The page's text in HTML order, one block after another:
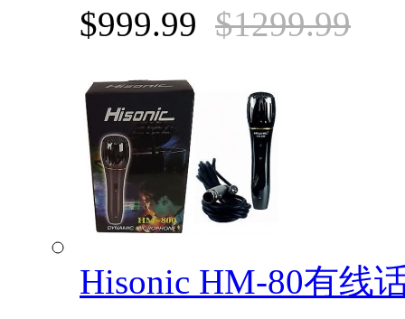
$999.99 $1299.99
Hisonic HM-80有线